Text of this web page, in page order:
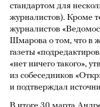
стандартом для
журналистов). Кроме
журналистов
Шмарова о том, что в
газеты
«нет ничего такого»,
из собеседников
и подтверждал